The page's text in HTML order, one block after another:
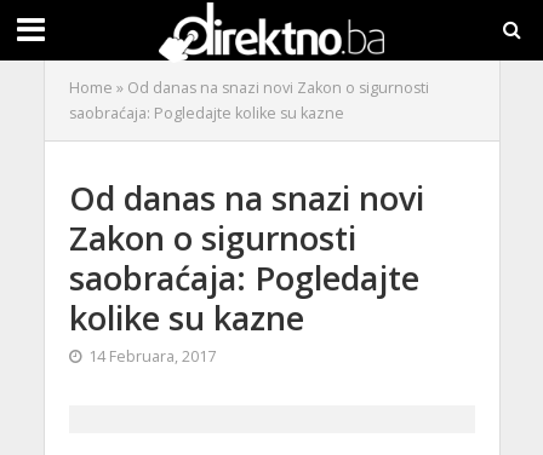
Home » Od danas na snazi novi Zakon o sigurnosti
saobraćaja: Pogledajte kolike su kazne
Od danas na snazi novi
Zakon o sigurnosti
saobraćaja: Pogledajte
kolike su kazne
14 Februara, 2017